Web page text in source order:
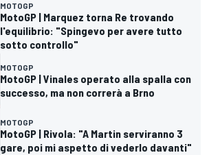
MOTOGP
MotoGP | Marquez torna Re trovando
l'equilibrio: "Spingevo per avere tutto
sotto controllo"
MOTOGP
MotoGP | Vinales operato alla spalla con
successo, ma non correrà a Brno
MOTOGP
MotoGP | Rivola: "A Martin serviranno 3
gare, poi mi aspetto di vederlo davanti"